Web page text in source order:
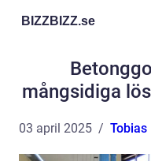
BIZZBIZZ.se
mångsidiga
03 april 2025 Tobias